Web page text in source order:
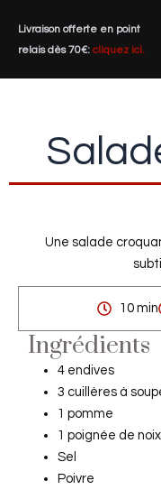
contenu
Livraison offerte en point
relais dès 70€: cliquez ici.
Une salade
10 min
Ingrédients
4 endives
3 cuillères à
1 pomme
1 poignée de noix
Sel
Poivre